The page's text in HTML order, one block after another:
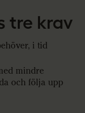
tre krav
i tid
mindre
och följa upp